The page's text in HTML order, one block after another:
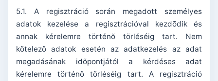
5.1. A regisztráció során megadott személyes
adatok kezelése a regisztrációval kezdõdik és
annak kérelemre történõ törléséig tart. Nem
kötelezõ adatok esetén az adatkezelés az adat
megadásának idõpontjától a kérdéses adat
kérelemre történõ törléséig tart. A regisztráció